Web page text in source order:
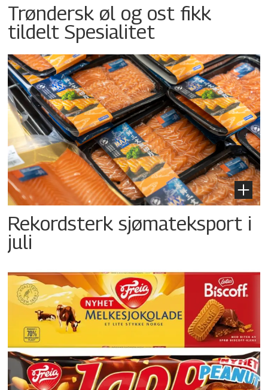
Trøndersk øl og ost fikk
tildelt Spesialitet
Rekordsterk sjømateksport i
juli